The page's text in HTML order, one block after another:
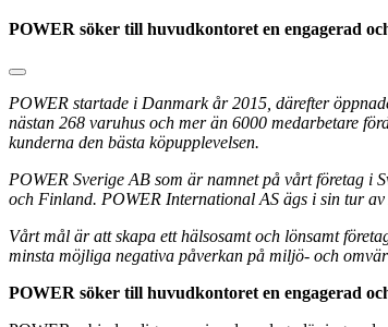
POWER söker till huvudkontoret en engagerad
POWER startade i Danmark år 2015, därefter
nästan 268 varuhus och mer än 6000 medarbetare
kunderna den bästa köpupplevelsen.
POWER Sverige AB som är namnet på vårt företag i
och Finland. POWER International AS ägs i sin tur
Vårt mål är att skapa ett hälsosamt och lönsamt
minsta möjliga negativa påverkan på miljö- och
POWER söker till huvudkontoret en engagerad